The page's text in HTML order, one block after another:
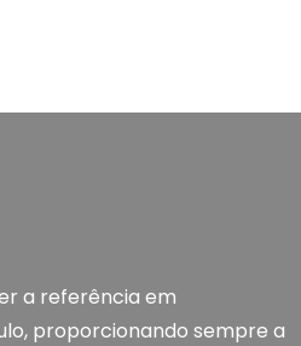
a referência em
proporcionando sempre a